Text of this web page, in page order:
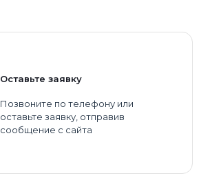
Оставьте заявку
Позвоните по телефону или
оставьте заявку, отправив
сообщение с сайта